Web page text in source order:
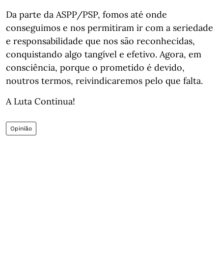
Da parte da ASPP/PSP, fomos até onde
conseguimos e nos permitiram ir com a seriedade
e responsabilidade que nos são reconhecidas,
conquistando algo tangível e efetivo. Agora, em
consciência, porque o prometido é devido,
noutros termos, reivindicaremos pelo que falta.
A Luta Continua!
Opinião